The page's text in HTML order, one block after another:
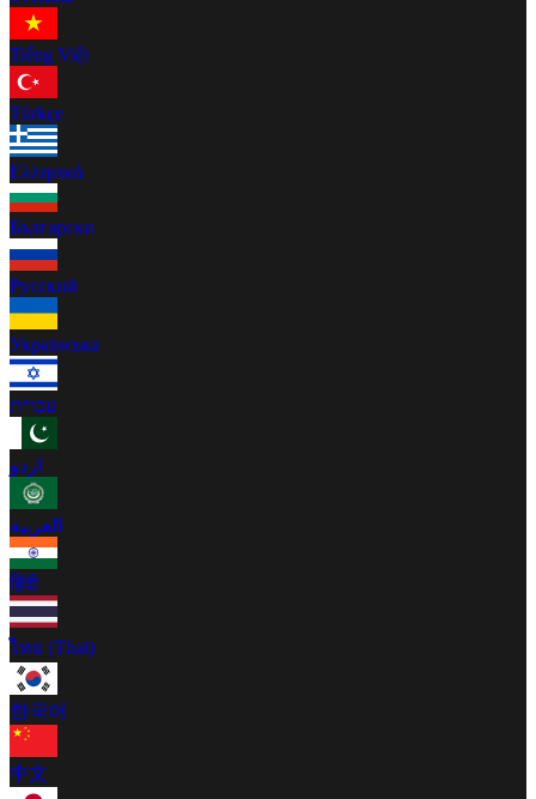
Tiếng Việt
Türkçe
Ελληνικά
Български
Русский
Українська
עברית
اردو
العربية
हिंदी
ไทย (Thai)
한국어
中文